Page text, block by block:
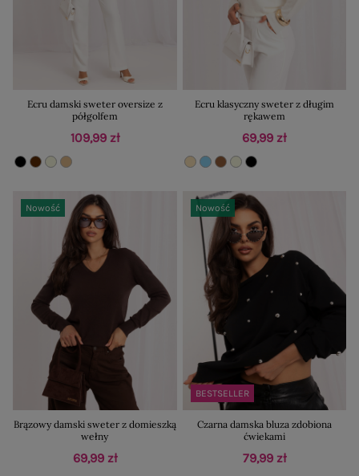
Ecru damski sweter oversize z
półgolfem
109,99 zł
Ecru klasyczny sweter z długim
rękawem
69,99 zł
Nowość
Brązowy damski sweter z domieszką
wełny
69,99 zł
BESTSELLER
Nowość
Czarna damska bluza zdobiona
ćwiekami
79,99 zł